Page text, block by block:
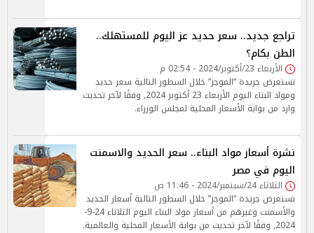
تراجع جديد.. سعر حديد عز اليوم للمستهلك..
الطن بكام؟
الأربعاء 23/أكتوبر/2024 - 02:54 م
تستعرض جريدة “الموجز” خلال السطور التالية سعر حديد
ومواد البناء اليوم الأربعاء 23 أكتوبر 2024, وفقًا لآخر تحديث
وارد من بوابة الأسعار المحلية لمجلس الوزراء.
‎نشرة أسعار مواد البناء.. سعر الحديد والاسمنت
اليوم في مصر
الثلاثاء 24/سبتمبر/2024 - 11:46 ص
تستعرض جريدة “الموجز” خلال السطور التالية أسعار الحديد
والأسمنت وغيرهم من أسعار مواد البناء اليوم الثلاثاء 24-9-
2024, وفقًا لآخر تحديث من بوابة الأسعار المحلية والعالمية.